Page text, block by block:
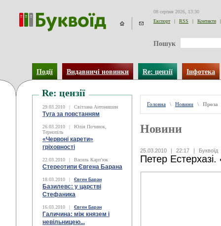
08 серпня 2026, 13:30
Експорт
| RSS | Контакти |
Пошук
Події Видавничі новинки Re: цензії Інфотека
Re: цензії
29.03.2010 | Світлана Антонишин
Туга за повстанням
26.03.2010 |
Юлія Починок,
Тернопіль
«Червоні карети»
гріховності
22.03.2010 | Василь Карп’юк
Стереотипи Євгена Барана
18.03.2010 | Євген Баран
Базилевс: у царстві
Стефаника
16.03.2010 | Євген Баран
Галичина: між князем і
невільницею...
Головна \ Новини \ Проза
Новини
25.03.2010 | 22:17 | Буквоїд
Петер Естерхазі.